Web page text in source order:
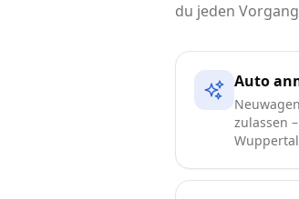
du jeden
Auto
zulassen